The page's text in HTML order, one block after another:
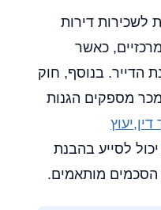
לשכירות דירות
כאשר
הדייר. בנוסף, חוק
מספקים הגנות
דין,יעוץ
יכול לסייע בהבנת
הסכמים מותאמים.